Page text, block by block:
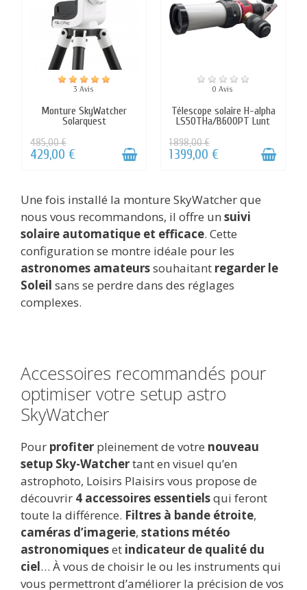
Une fois installé la monture SkyWatcher que
nous vous recommandons, il offre un suivi
solaire automatique et efficace. Cette
configuration se montre idéale pour les
astronomes amateurssouhaitant regarder le
Soleil sans se perdre dans des réglages
complexes.
Accessoires recommandés pour
optimiser votre setup astro
SkyWatcher
Pour profiter pleinement de votre nouveau
setup Sky-Watchertant en visuel qu’en
astrophoto, Loisirs Plaisirs vous propose de
découvrir 4 accessoires essentielsqui feront
toute la différence. Filtres à bande étroite,
caméras d’imagerie, stations météo
astronomiqueset indicateur de qualité du
ciel… À vous de choisir le ou les instruments qui
vous permettront d’améliorer la précision de vos